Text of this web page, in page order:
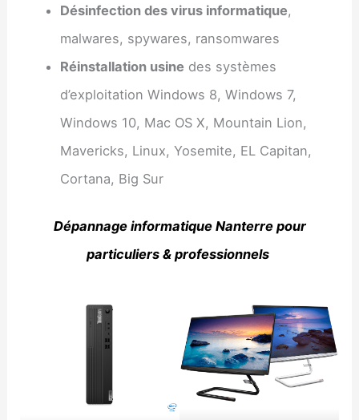
Désinfection des virus informatique,
malwares, spywares, ransomwares
Réinstallation usine des systèmes
d’exploitation Windows 8, Windows 7,
Windows 10, Mac OS X, Mountain Lion,
Mavericks, Linux, Yosemite, EL Capitan,
Cortana, Big Sur
Dépannage informatique Nanterre pour
particuliers & professionnels